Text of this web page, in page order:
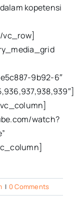
kopetensi
9b92-6″
watch?
| 0 Comments